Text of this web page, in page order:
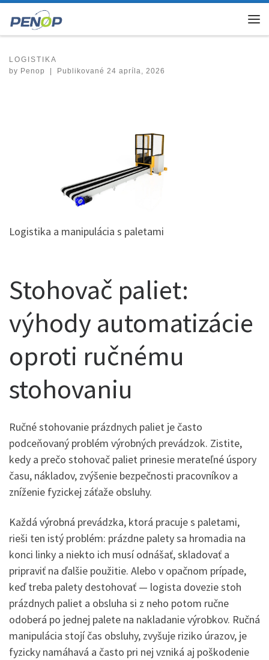
Skip to content
LOGISTIKA
by Penop | Publikované 24 apríla, 2026
Logistika a manipulácia s paletami
Stohovač paliet:
výhody automatizácie
oproti ručnému
stohovaniu
Ručné stohovanie prázdnych paliet je často
podceňovaný problém výrobných prevádzok. Zistite,
kedy a prečo stohovač paliet prinesie merateľné úspory
času, nákladov, zvýšenie bezpečnosti pracovníkov a
zníženie fyzickej záťaže obsluhy.
Každá výrobná prevádzka, ktorá pracuje s paletami,
rieši ten istý problém: prázdne palety sa hromadia na
konci linky a niekto ich musí odnášať, skladovať a
pripraviť na ďalšie použitie. Alebo v opačnom prípade,
keď treba palety destohovať — logista dovezie stoh
prázdnych paliet a obsluha si z neho potom ručne
odoberá po jednej palete na nakladanie výrobkov. Ručná
manipulácia stojí čas obsluhy, zvyšuje riziko úrazov, je
fyzicky namáhavá a často pri nej vzniká aj poškodenie